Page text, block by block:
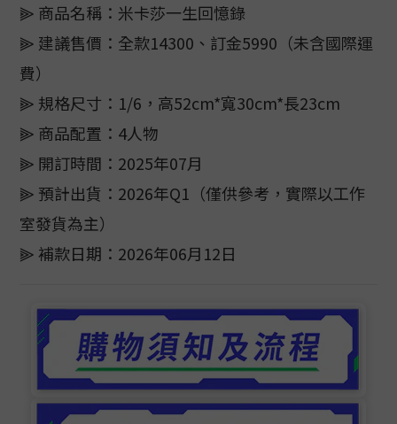
⫸ 商品名稱：米卡莎一生回憶錄
⫸ 建議售價：全款14300、訂金5990（未含國際運
費）
⫸ 規格尺寸：1/6，高52cm*寬30cm*長23cm
⫸ 商品配置：4人物
⫸ 開訂時間：2025年07月
⫸ 預計出貨：2026年Q1（僅供參考，實際以工作
室發貨為主）
⫸ 補款日期：2026年06月12日